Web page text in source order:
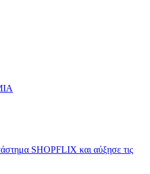
SHOPFLIX και αύξησε τις